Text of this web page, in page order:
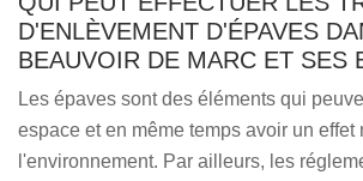
D'ENLÈVEMENT D'ÉPAVES
BEAUVOIR DE MARC ET SES
Les épaves sont des éléments qui
espace et en même temps avoir un effet
l'environnement. Par ailleurs, les